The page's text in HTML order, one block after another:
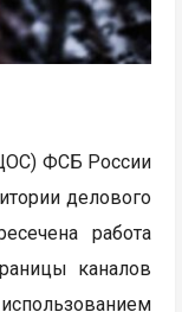
ФСБ России
делового
работа
каналов